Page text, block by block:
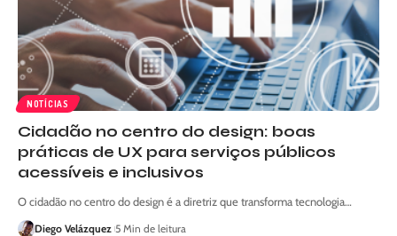
NOTÍCIAS
Cidadão no centro do design: boas
práticas de UX para serviços públicos
acessíveis e inclusivos
O cidadão no centro do design é a diretriz que transforma tecnologia…
Diego Velázquez 5 Min de leitura